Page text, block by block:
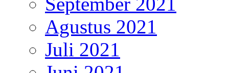
Agustus 2021
Juli 2021